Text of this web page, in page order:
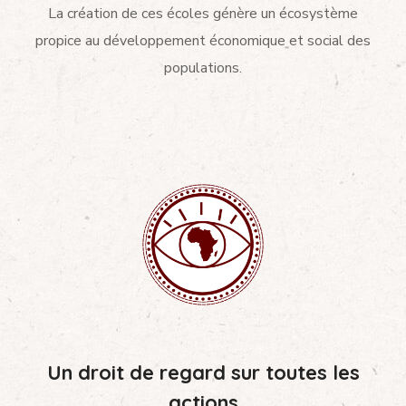
La création de ces écoles génère un écosystème
propice au développement économique et social des
populations.
Un droit de regard sur toutes les